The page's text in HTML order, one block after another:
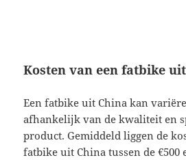
Kosten van een fatbike
Een fatbike uit China kan
afhankelijk van de kwaliteit en
product. Gemiddeld liggen de
fatbike uit China tussen de €500